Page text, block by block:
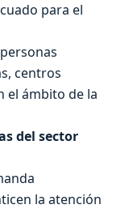
para el
centros
el ámbito de la
del sector
la atención